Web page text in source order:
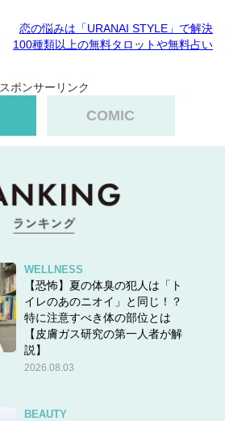
恋の悩みは「URANAI STYLE」で解決
100種類以上の無料タロットや無料占い
スポンサーリンク
COMIC
WELLNESS
【恐怖】夏の体臭の犯人は「ト
イレのあのニオイ」と同じ！？
特に注意すべき体の部位とは
【皮膚ガス研究の第一人者が解
説】
2026.08.03
BEAUTY